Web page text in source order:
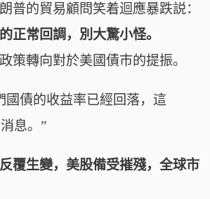
普的貿易顧問笑着迴應暴跌説：
正常回調，別大驚小怪。
策轉向對於美國債市的提振。
國債的收益率已經回落，這
息。”
覆生變，美股備受摧殘，全球市